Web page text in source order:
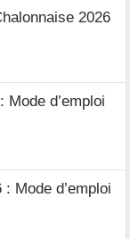
2026
d’emploi
Mode d’emploi